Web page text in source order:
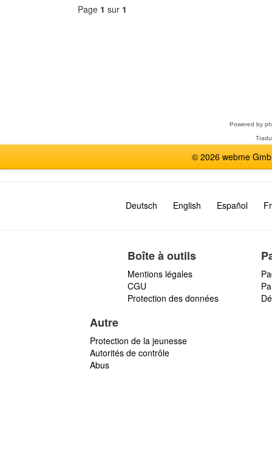
Page 1 sur 1
Powered by
© 2026 webme
Deutsch English Español
Boîte à outils
Mentions légales
CGU
Protection des données
Autre
Protection de la jeunesse
Autorités de contrôle
Abus